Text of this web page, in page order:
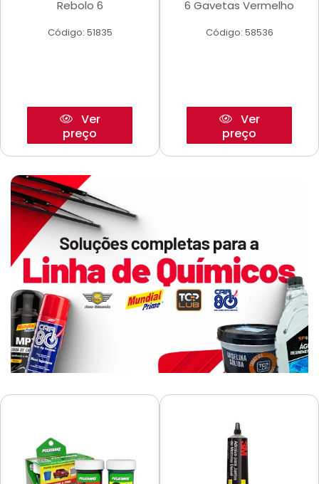
Rebolo 6
Código: 51835
Ver
preço
6 Gavetas Vermelho
Código: 58536
Ver
preço